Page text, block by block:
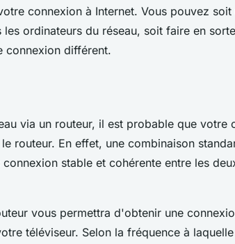
connexion à Internet. Vous pouvez soit
ordinateurs du réseau, soit faire en
connexion différent.
via un routeur, il est probable que votre
routeur. En effet, une combinaison
stable et cohérente entre les
vous permettra d'obtenir une
téléviseur. Selon la fréquence à